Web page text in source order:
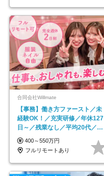
合同会社Willmate
【事務】働き方ファースト／未
経験OK！／充実研修／年休127
日～／残業なし／平均20代／リ
モートOK
400～550万円
フルリモートあり